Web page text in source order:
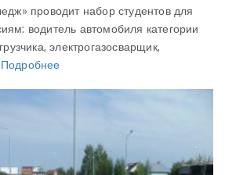
проводит набор студентов для
водитель автомобиля категории
электрогазосварщик,
Подробнее